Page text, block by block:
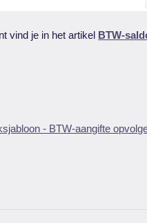
vind je in het artikel BTW-
- BTW-aangifte